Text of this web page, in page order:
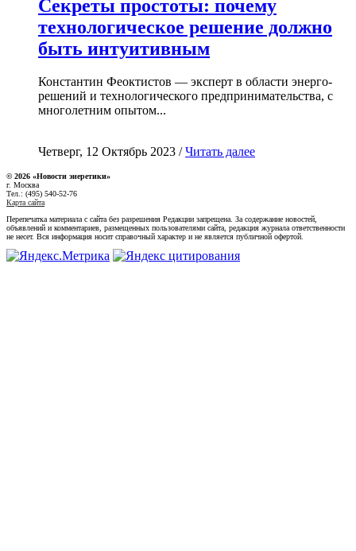
Секреты простоты: почему
технологическое решение должно
быть интуитивным
Константин Феоктистов — эксперт в области энерго-
решений и технологического предпринимательства, с
многолетним опытом...
Четверг, 12 Октябрь 2023 /Читать далее
© 2026 «Новости энеретики»
г. Москва
Тел.: (495) 540-52-76
Карта сайта
Перепечатка материала с сайта без разрешения Редакции запрещена. За содержание новостей,
объявлений и комментариев, размещенных пользователями сайта, редакция журнала ответственности
не несет. Вся информация носит справочный характер и не является публичной офертой.